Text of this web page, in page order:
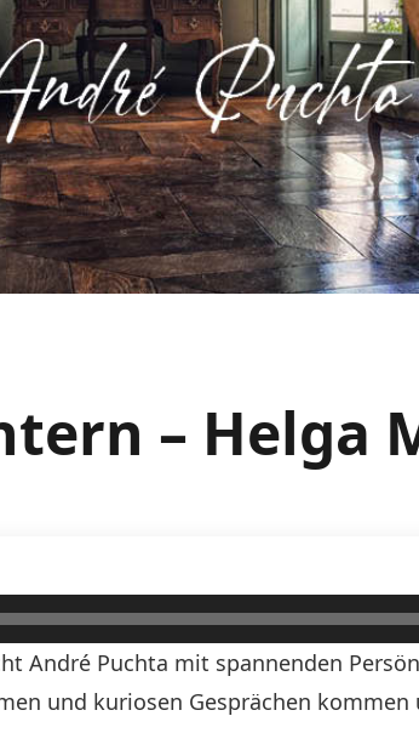
– Helga
André Puchta mit spannenden
und kuriosen Gesprächen